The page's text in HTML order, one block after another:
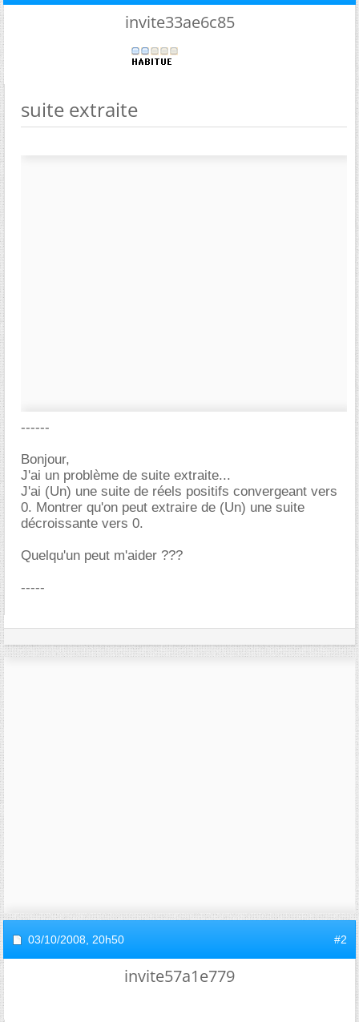
invite33ae6c85
suite extraite
------
Bonjour,
J'ai un problème de suite extraite...
J'ai (Un) une suite de réels positifs convergeant vers
0. Montrer qu'on peut extraire de (Un) une suite
décroissante vers 0.
Quelqu'un peut m'aider ???
-----
03/10/2008, 20h50 #2
invite57a1e779